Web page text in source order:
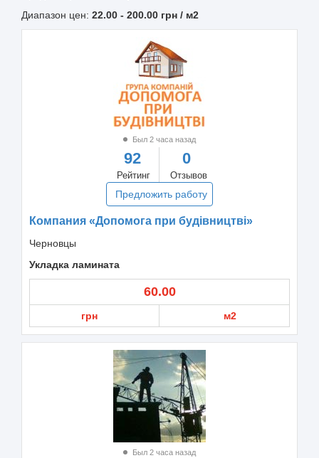
Диапазон цен: 22.00 - 200.00 грн / м2
Был 2 часа назад
92
Рейтинг
0
Отзывов
Предложить работу
Компания «Допомога при будівництві»
Черновцы
Укладка ламината
60.00
грн м2
Был 2 часа назад